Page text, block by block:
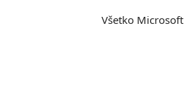
Všetko Microsoft